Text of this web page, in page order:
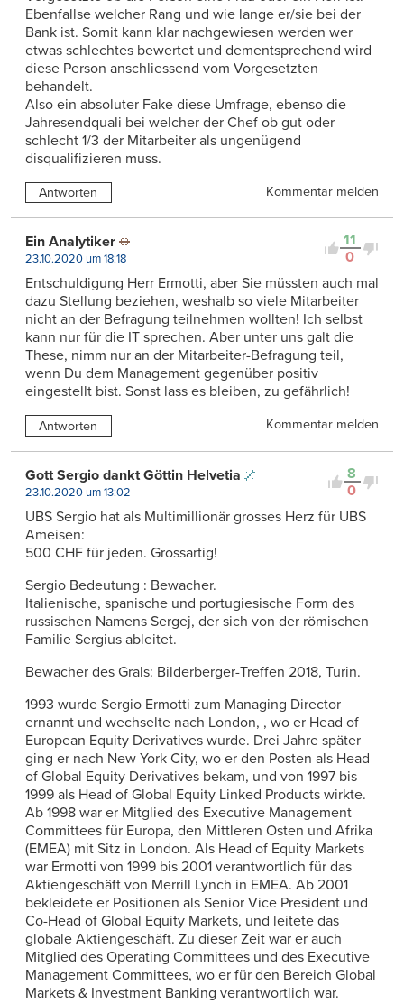
Ebenfallse welcher Rang und wie lange er/sie bei der
Bank ist. Somit kann klar nachgewiesen werden wer
etwas schlechtes bewertet und dementsprechend wird
diese Person anschliessend vom Vorgesetzten
behandelt.
Also ein absoluter Fake diese Umfrage, ebenso die
Jahresendquali bei welcher der Chef ob gut oder
schlecht 1/3 der Mitarbeiter als ungenügend
disqualifizieren muss.
Antworten Kommentar melden
11
0
Ein Analytiker
23.10.2020 um 18:18
Entschuldigung Herr Ermotti, aber Sie müssten auch mal
dazu Stellung beziehen, weshalb so viele Mitarbeiter
nicht an der Befragung teilnehmen wollten! Ich selbst
kann nur für die IT sprechen. Aber unter uns galt die
These, nimm nur an der Mitarbeiter-Befragung teil,
wenn Du dem Management gegenüber positiv
eingestellt bist. Sonst lass es bleiben, zu gefährlich!
Antworten Kommentar melden
8
0
Gott Sergio dankt Göttin Helvetia
23.10.2020 um 13:02
UBS Sergio hat als Multimillionär grosses Herz für UBS
Ameisen:
500 CHF für jeden. Grossartig!
Sergio Bedeutung : Bewacher.
Italienische, spanische und portugiesische Form des
russischen Namens Sergej, der sich von der römischen
Familie Sergius ableitet.
Bewacher des Grals: Bilderberger-Treffen 2018, Turin.
1993 wurde Sergio Ermotti zum Managing Director
ernannt und wechselte nach London, , wo er Head of
European Equity Derivatives wurde. Drei Jahre später
ging er nach New York City, wo er den Posten als Head
of Global Equity Derivatives bekam, und von 1997 bis
1999 als Head of Global Equity Linked Products wirkte.
Ab 1998 war er Mitglied des Executive Management
Committees für Europa, den Mittleren Osten und Afrika
(EMEA) mit Sitz in London. Als Head of Equity Markets
war Ermotti von 1999 bis 2001 verantwortlich für das
Aktiengeschäft von Merrill Lynch in EMEA. Ab 2001
bekleidete er Positionen als Senior Vice President und
Co-Head of Global Equity Markets, und leitete das
globale Aktiengeschäft. Zu dieser Zeit war er auch
Mitglied des Operating Committees und des Executive
Management Committees, wo er für den Bereich Global
Markets & Investment Banking verantwortlich war.